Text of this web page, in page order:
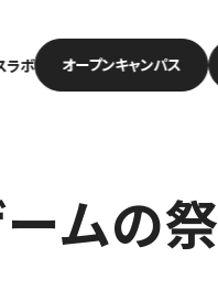
ラボ オープンキャンパス
ムの祭